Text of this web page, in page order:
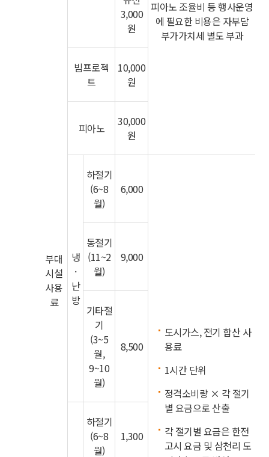
피아노 조율비 등 행사운영
에 필요한 비용은 자부담
부가가치세 별도 부과
부대
시설
사용
료
3,000
원
빔프로젝
트
10,000
원
피아노
30,000
원
냉
·
난
방
하절기
(6~8
월)
6,000
도시가스, 전기 합산 사
용료
1시간 단위
정격소비량 × 각 절기
별 요금으로 산출
각 절기별 요금은 한전
고시 요금 및 삼천리 도
동절기
(11~2
월)
9,000
기타절
기
(3~5
월,
9~10
월)
8,500
하절기
(6~8
월)
1,300